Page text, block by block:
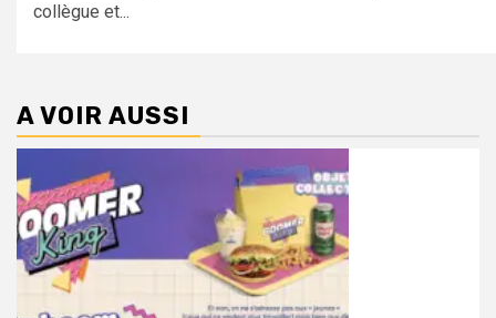
collègue et...
A VOIR AUSSI